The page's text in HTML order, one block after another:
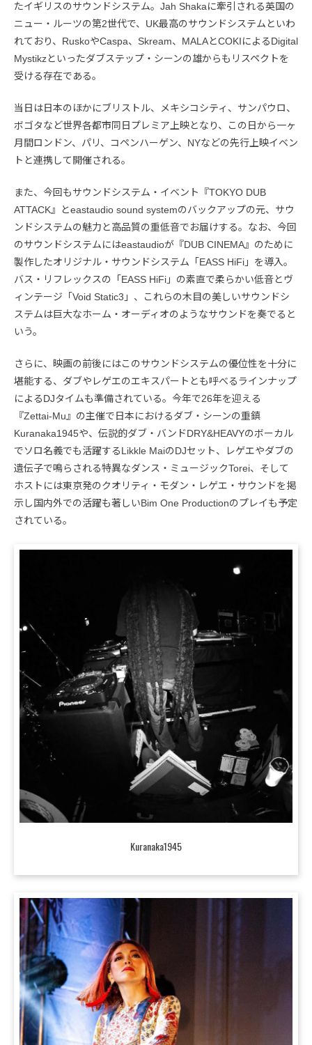
たイギリスのサウンドシステム。Jah Shakaに牽引される英国の
ニュー・ルーツの第2世代で、UK最高のサウンドシステムといわ
れており、RuskoやCaspa、Skream、MALAとCOKIによるDigital
Mystikzといったダブステップ・シーンの雄からもリスペクトを
受ける存在である。
当日は日本のほかにブリストル、メキシコシティ、サンパウロ、
ボゴタなど世界各都市同日プレミア上映となり、この日から一ヶ
月間ロンドン、パリ、コペンハーゲン、NYなどの先行上映イベン
トと連携して開催される。
また、今回もサウンドシステム・イベント『TOKYO DUB
ATTACK』とeastaudio sound systemのバックアップの元、サウ
ンドシステムの魅力と高品質の重低音でお届けする。なお、今回
のサウンドシステムにはeastaudioが『DUB CINEMA』のために
製作したオリジナル・サウンドシステム「EASS HiFi」を導入。
バス・リフレックスの「EASS HiFi」の素直で柔らかい低音とヴ
ィンテージ「Void Static3」、これらの木目の美しいサウンドシ
ステムは巨大なホーム・オーディオのようなサウンドを奏でると
いう。
さらに、映画の前後にはこのサウンドシステムの優位性を十分に
堪能する、ダブやレゲエのエキスパートとも呼べるラインナップ
によるDJタイムも準備されている。今年で26年を迎える
『Zettai-Mu』の主催で日本におけるダブ・シーンの重鎮
Kuranaka1945や、伝説的ダブ・バンドDRY&HEAVYのボーカル
でソロ名義でも活躍するLikkle MaiのDJセット、レゲエやダブの
遺伝子で鳴らされる特異なダンス・ミュージックTorei、そして
ホストには東京発のクオリティ・モダン・レゲエ・サウンドを掲
示し国内外での活躍も著しいBim One Productionのプレイも予定
されている。
Kuranaka1945